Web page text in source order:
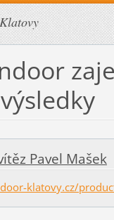
Pavel Mašek
klatovy.cz/